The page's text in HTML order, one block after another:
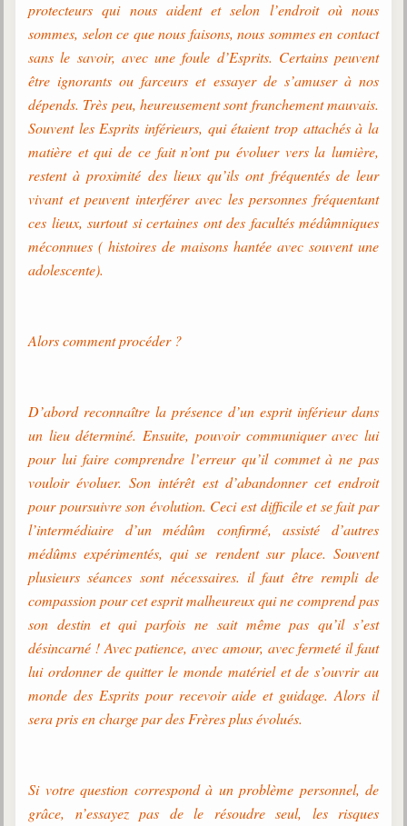
Galerie
Photos et vidéoscope
Galerie photos
Vidéoscope
Filmothèque
Les Illustrés
Vidéos courtes de Divaldo
Centres spirites
Belgique, Lux. et Canada
Médias spirites
@
protecteurs qui nous aident et selon l’endroit où nous
sommes, selon ce que nous faisons, nous sommes en contact
sans le savoir, avec une foule d’Esprits. Certains peuvent
être ignorants ou farceurs et essayer de s’amuser à nos
dépends. Très peu, heureusement sont franchement mauvais.
Souvent les Esprits inférieurs, qui étaient trop attachés à la
matière et qui de ce fait n’ont pu évoluer vers la lumière,
restent à proximité des lieux qu’ils ont fréquentés de leur
vivant et peuvent interférer avec les personnes fréquentant
ces lieux, surtout si certaines ont des facultés médûmniques
méconnues ( histoires de maisons hantée avec souvent une
adolescente).
Alors comment procéder ?
D’abord reconnaître la présence d’un esprit inférieur dans
un lieu déterminé. Ensuite, pouvoir communiquer avec lui
pour lui faire comprendre l’erreur qu’il commet à ne pas
vouloir évoluer. Son intérêt est d’abandonner cet endroit
pour poursuivre son évolution. Ceci est difficile et se fait par
l’intermédiaire d’un médûm confirmé, assisté d’autres
médûms expérimentés, qui se rendent sur place. Souvent
plusieurs séances sont nécessaires. il faut être rempli de
compassion pour cet esprit malheureux qui ne comprend pas
son destin et qui parfois ne sait même pas qu’il s’est
désincarné ! Avec patience, avec amour, avec fermeté il faut
lui ordonner de quitter le monde matériel et de s’ouvrir au
monde des Esprits pour recevoir aide et guidage. Alors il
sera pris en charge par des Frères plus évolués.
Si votre question correspond à un problème personnel, de
grâce, n’essayez pas de le résoudre seul, les risques